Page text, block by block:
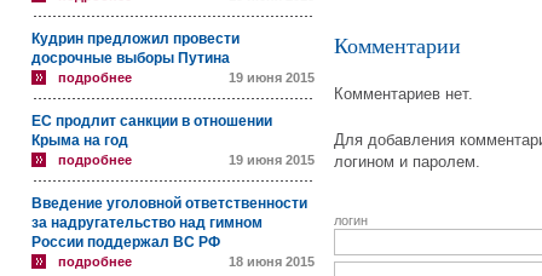
Кудрин предложил провести
досрочные выборы Путина
подробнее 19 июня 2015
ЕС продлит санкции в отношении
Крыма на год
подробнее 19 июня 2015
Введение уголовной ответственности
за надругательство над гимном
России поддержал ВС РФ
подробнее 18 июня 2015
Комментарии
Комментариев нет.
Для добавления
логином и паролем.
логин